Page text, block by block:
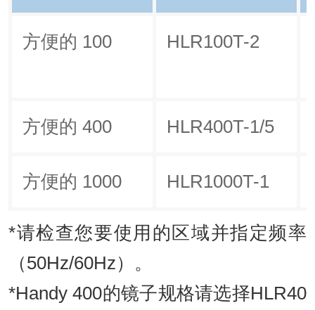
方便的 100 HLR100T-2
方便的 400 HLR400T-1/5
方便的 1000 HLR1000T-1
*请检查您要使用的区域并指定频率
（50Hz/60Hz）。
*Handy 400的镜子规格请选择HLR40